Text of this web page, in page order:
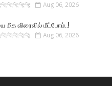
Aug 06, 2026
மிக விரைவில் மீட்போம்..!
Aug 06, 2026